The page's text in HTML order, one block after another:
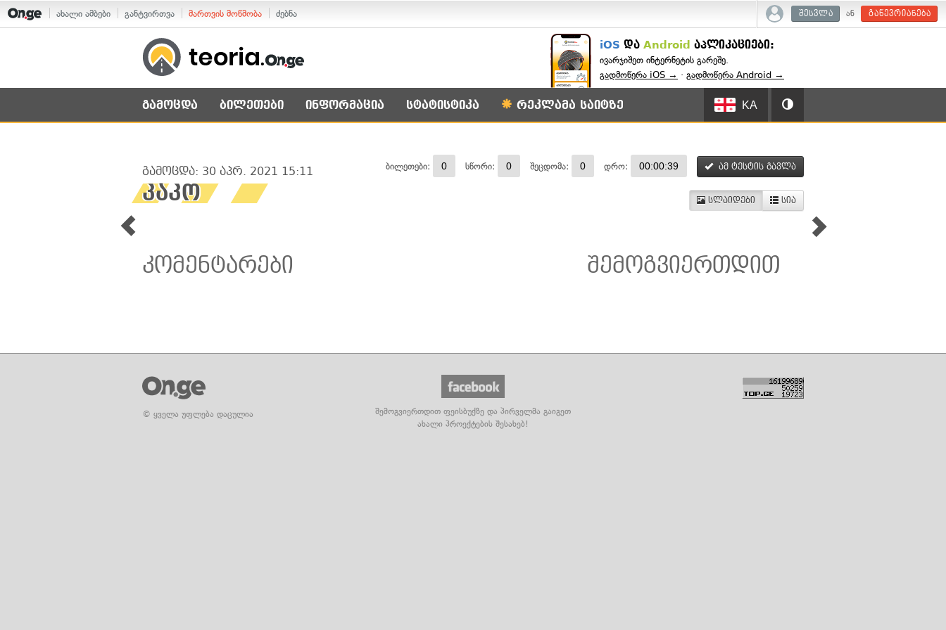
ახალი ამბები განტვირთვა მართვის მოწმობა ძებნა შესვლა ან გაწევრიანება
iOS და Android აპლიკაციები:
ივარჯიშეთ ინტერნეტის გარეშე.
გადმოწერა iOS → · გადმოწერა Android →
გამოცდა ბილეთები ინფორმაცია სტატისტიკა რეკლამა საიტზე KA
გამოცდა: 30 აპრ. 2021 15:11
კაკო
ბილეთები: 0 სწორი: 0 შეცდომა: 0 დრო: 00:00:39 ამ ტესტის გავლა
სლაიდები სია
კომენტარები შემოგვიერთდით
© ყველა უფლება დაცულია
შემოგვიერთდით ფეისბუქზე და პირველმა გაიგეთ
ახალი პროექტების შესახებ!